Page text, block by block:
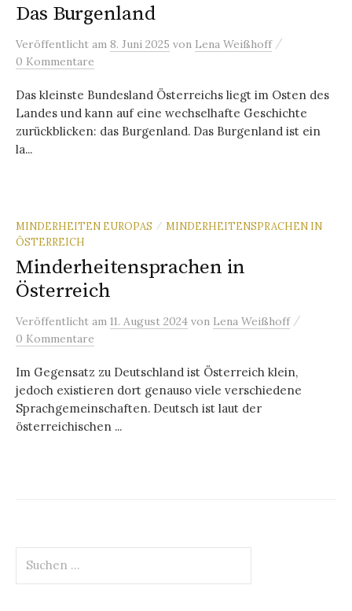
Das Burgenland
Veröffentlicht am 8. Juni 2025 von Lena Weißhoff /
0 Kommentare
Das kleinste Bundesland Österreichs liegt im Osten des
Landes und kann auf eine wechselhafte Geschichte
zurückblicken: das Burgenland. Das Burgenland ist ein
la...
MINDERHEITEN EUROPAS / MINDERHEITENSPRACHEN IN
ÖSTERREICH
Minderheitensprachen in
Österreich
Veröffentlicht am 11. August 2024 von Lena Weißhoff /
0 Kommentare
Im Gegensatz zu Deutschland ist Österreich klein,
jedoch existieren dort genauso viele verschiedene
Sprachgemeinschaften. Deutsch ist laut der
österreichischen ...
nach: